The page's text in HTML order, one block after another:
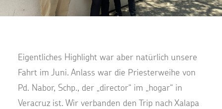
Eigentliches Highlight war aber natürlich unsere
Fahrt im Juni. Anlass war die Priesterweihe von
Pd. Nabor, Schp., der „director“ im „hogar“ in
Veracruz ist. Wir verbanden den Trip nach Xalapa